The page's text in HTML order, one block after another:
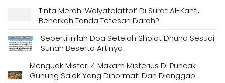
Tinta Merah ‘Walyatalattof’ Di Surat Al-Kahfi,
Benarkah Tanda Tetesan Darah?
Seperti Inilah Doa Setelah Sholat Dhuha Sesuai
Sunah Beserta Artinya
Menguak Misteri 4 Makam Misterius Di Puncak
Gunung Salak Yang Dihormati Dan Dianggap